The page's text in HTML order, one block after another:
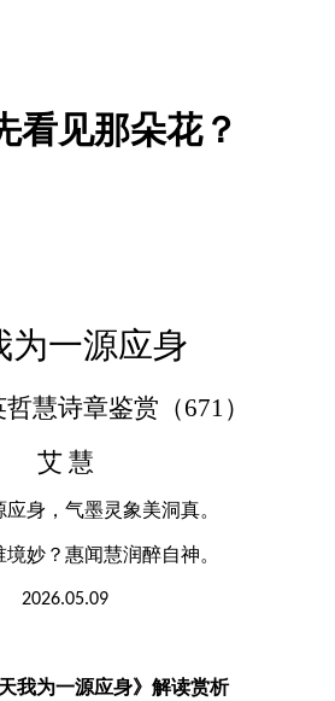
看见那朵花？
为一源应身
慧诗章鉴赏（671 ）
艾 慧
身，气墨灵象美洞真。
妙？惠闻慧润醉自神。
2026.05.09
我为一源应身》解读赏析